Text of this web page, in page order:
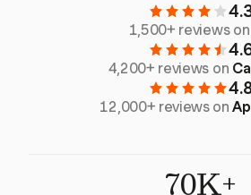
1,500+ reviews on
4,200+ reviews on
12,000+ reviews on
70K+